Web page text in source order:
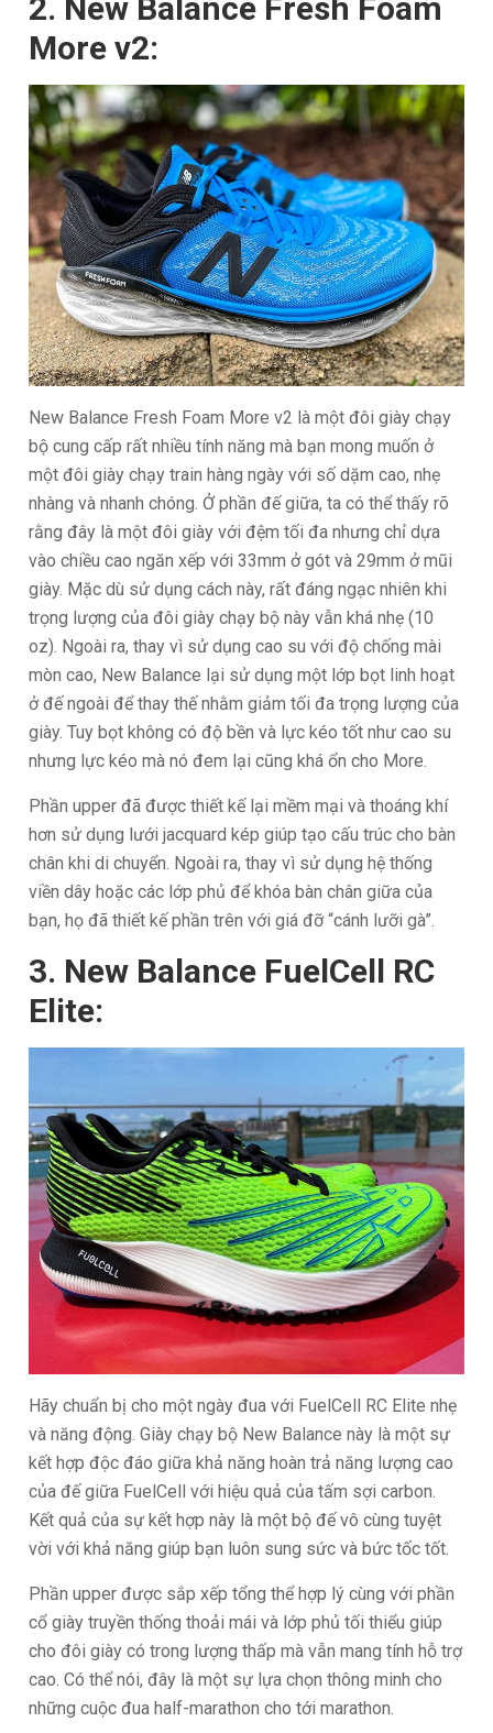
2. New Balance Fresh Foam
More v2:
New Balance Fresh Foam More v2 là một đôi giày chạy
bộ cung cấp rất nhiều tính năng mà bạn mong muốn ở
một đôi giày chạy train hàng ngày với số dặm cao, nhẹ
nhàng và nhanh chóng. Ở phần đế giữa, ta có thể thấy rõ
rằng đây là một đôi giày với đệm tối đa nhưng chỉ dựa
vào chiều cao ngăn xếp với 33mm ở gót và 29mm ở mũi
giày. Mặc dù sử dụng cách này, rất đáng ngạc nhiên khi
trọng lượng của đôi giày chạy bộ này vẫn khá nhẹ (10
oz). Ngoài ra, thay vì sử dụng cao su với độ chống mài
mòn cao, New Balance lại sử dụng một lớp bọt linh hoạt
ở đế ngoài để thay thế nhằm giảm tối đa trọng lượng của
giày. Tuy bọt không có độ bền và lực kéo tốt như cao su
nhưng lực kéo mà nó đem lại cũng khá ổn cho More.
Phần upper đã được thiết kế lại mềm mại và thoáng khí
hơn sử dụng lưới jacquard kép giúp tạo cấu trúc cho bàn
chân khi di chuyển. Ngoài ra, thay vì sử dụng hệ thống
viền dây hoặc các lớp phủ để khóa bàn chân giữa của
bạn, họ đã thiết kế phần trên với giá đỡ “cánh lưỡi gà”.
3. New Balance FuelCell RC
Elite:
Hãy chuẩn bị cho một ngày đua với FuelCell RC Elite nhẹ
và năng động. Giày chạy bộ New Balance này là một sự
kết hợp độc đáo giữa khả năng hoàn trả năng lượng cao
của đế giữa FuelCell với hiệu quả của tấm sợi carbon.
Kết quả của sự kết hợp này là một bộ đế vô cùng tuyệt
vời với khả năng giúp bạn luôn sung sức và bức tốc tốt.
Phần upper được sắp xếp tổng thể hợp lý cùng với phần
cổ giày truyền thống thoải mái và lớp phủ tối thiểu giúp
cho đôi giày có trong lượng thấp mà vẫn mang tính hỗ trợ
cao. Có thể nói, đây là một sự lựa chọn thông minh cho
những cuộc đua half-marathon cho tới marathon.